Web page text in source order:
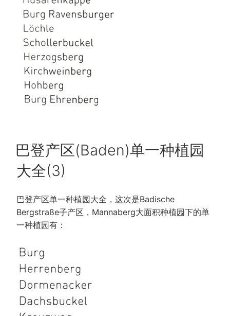
POSTED
ON
巴登产区(Baden)单一种植园
大全(3)
巴登产区单一种植园大全，这次是Badische
Bergstraße子产区，Mannaberg大面积种植园下的单
一种植园有：